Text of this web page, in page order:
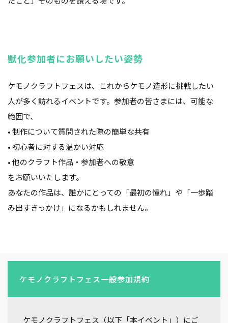
獣化参加者にお願いしたい姿勢
ケモノクラフトフェスは、これからケモノ造形に挑戦したい
人が多く訪れるイベントです。参加者の皆さまには、可能な
範囲で、
• 制作について質問された際の簡単な共有
• 初心者に対する温かい対応
• 他のクラフト作品・参加者への敬意
をお願いいたします。
あなたの作品は、誰かにとっての「最初の憧れ」や「一歩踏
み出すきっかけ」になるかもしれません。
ケモノクラフトフェス一般参加規約
ケモノクラフトフェス（以下「本イベント」）にご